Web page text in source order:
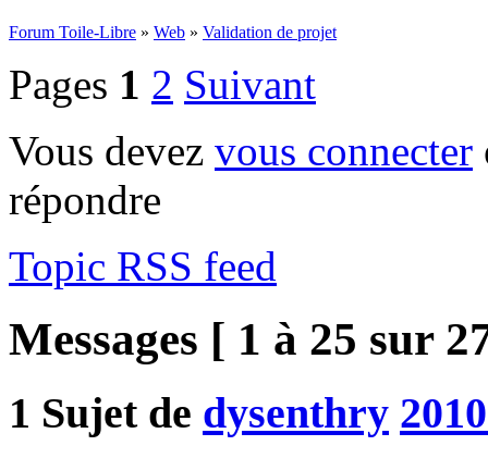
Forum Toile-Libre » Web » Validation de projet
Pages 1 2 Suivant
Vous devez vous connecter
répondre
Topic RSS feed
Messages [ 1 à 25 sur
1 Sujet de dysenthry